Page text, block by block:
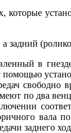
в
свободно
по два
вала
заднего